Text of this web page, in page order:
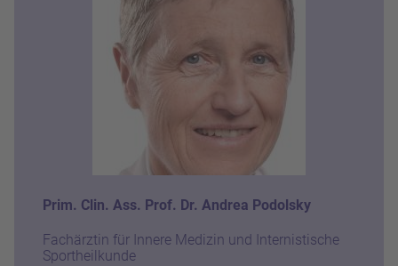
Prim. Clin. Ass. Prof. Dr. Andrea Podolsky
Fachärztin für Innere Medizin und Internistische
Sportheilkunde